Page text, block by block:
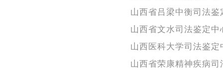
山西省吕梁中衡司法鉴
山西省文水司法鉴定中
山西医科大学司法鉴定
山西省荣康精神疾病司